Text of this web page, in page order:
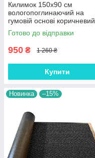
Килимок 150х90 см
вологопоглинаючий на
гумовій основі коричневий
(К150902)
Готово до відправки
950 ₴ 1 260 ₴
Купити
Новинка –15%